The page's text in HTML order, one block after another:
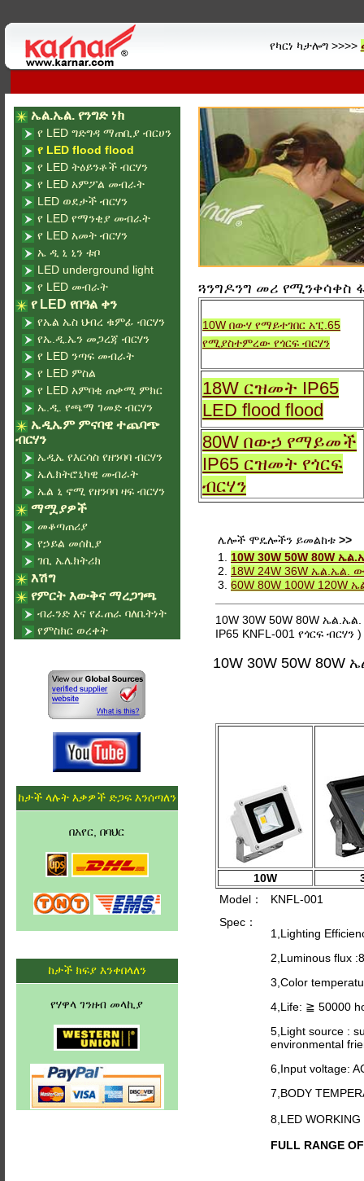
የካርነ ካታሎግ >>>>
ጓንግዶንግ መሪ የሚንቀሳቀስ
10W በውሃ የማይተገበር አፒ.65
የሚያስተምረው የጎርፍ ብርሃን
18W ርዝመት IP65
LED flood flood
80W በውኃ የማይመች
IP65 ርዝመት የጎርፍ
ብርሃን
ሌሎች ሞዴሎችን ይመልከቱ >>
1. 10W 30W 50W 80W
2. 18W 24W 36W ኤል.ኤል.
3. 60W 80W 100W 120W
10W 30W 50W 80W
IP65 KNFL-001 የጎርፍ ብርሃን )
10W 30W 50W 80W
10W
Model：
KNFL-001
Spec：
1,Lighting
2,Luminous flux
3,Color
4,Life: ≧ 50000
5,Light source :
environmental
6,Input voltage:
7,BODY
8,LED WORKING
FULL RANGE
ኤል.ኤል. የንግድ ነክ
የ LED ግድግዳ ማጠቢያ ብርሀን
የ LED flood flood
የ LED ትዕይንቶች ብርሃን
የ LED አምፖል መብራት
LED ወደታች ብርሃን
የ LED የማንቂያ መብራት
የ LED አመት ብርሃን
ኤ ዲ ኒ ኒን ቱቦ
LED underground light
የ LED መብራት
የ LED የበዓል ቀን
የኤል ኤስ ህብረ ቁምፊ ብርሃን
የኤ.ዲ.ኤን መጋረጃ ብርሃን
የ LED ንጣፍ መብራት
የ LED ምስል
የ LED አምባቂ ጠቃሚ ምክር
ኤ.ዲ. የጫማ ገመድ ብርሃን
ኤዲኤም ምናባዊ ተጨባጭ
ብርሃን
ኤዲኤ የእርሳስ የዘንባባ ብርሃን
ኤሌክትሮኒካዊ መብራት
ኤል ኒ ኖሚ የዘንባባ ዛፍ ብርሃን
ማሟያዎች
መቆጣጠሪያ
የኃይል መሰኪያ
ገቢ ኤሌክትሪክ
እሽግ
የምርት እውቅና ማረጋገጫ
ብራንድ እና የፈጠራ ባለቤትነት
የምስክር ወረቀት
ከታች ላሉት እቃዎች ድጋፍ እንሰጣለን
በአየር, በባህር
ከታች ክፍያ እንቀበላለን
የሃዋላ ገንዘብ መላኪያ